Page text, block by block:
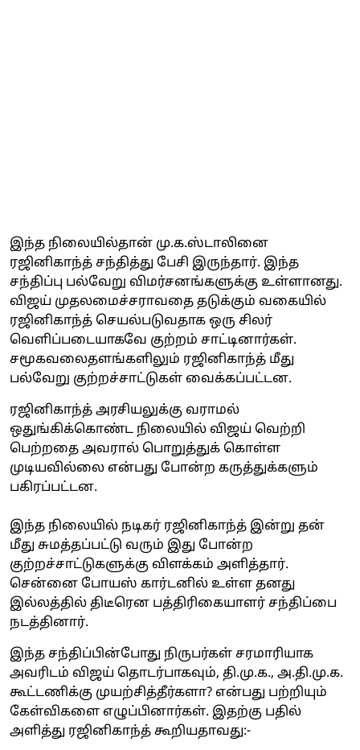
இந்த நிலையில்தான் மு.க.ஸ்டாலினை
ரஜினிகாந்த் சந்தித்து பேசி இருந்தார். இந்த
சந்திப்பு பல்வேறு விமர்சனங்களுக்கு உள்ளானது.
விஜய் முதலமைச்சராவதை தடுக்கும் வகையில்
ரஜினிகாந்த் செயல்படுவதாக ஒரு சிலர்
வெளிப்படையாகவே குற்றம் சாட்டினார்கள்.
சமூகவலைதளங்களிலும் ரஜினிகாந்த் மீது
பல்வேறு குற்றச்சாட்டுகள் வைக்கப்பட்டன.
ரஜினிகாந்த் அரசியலுக்கு வராமல்
ஒதுங்கிக்கொண்ட நிலையில் விஜய் வெற்றி
பெற்றதை அவரால் பொறுத்துக் கொள்ள
முடியவில்லை என்பது போன்ற கருத்துக்களும்
பகிரப்பட்டன.
இந்த நிலையில் நடிகர் ரஜினிகாந்த் இன்று தன்
மீது சுமத்தப்பட்டு வரும் இது போன்ற
குற்றச்சாட்டுகளுக்கு விளக்கம் அளித்தார்.
சென்னை போயஸ் கார்டனில் உள்ள தனது
இல்லத்தில் திடீரென பத்திரிகையாளர் சந்திப்பை
நடத்தினார்.
இந்த சந்திப்பின்போது நிருபர்கள் சரமாரியாக
அவரிடம் விஜய் தொடர்பாகவும், தி.மு.க., அ.தி.மு.க.
கூட்டணிக்கு முயற்சித்தீர்களா? என்பது பற்றியும்
கேள்விகளை எழுப்பினார்கள். இதற்கு பதில்
அளித்து ரஜினிகாந்த் கூறியதாவது:-